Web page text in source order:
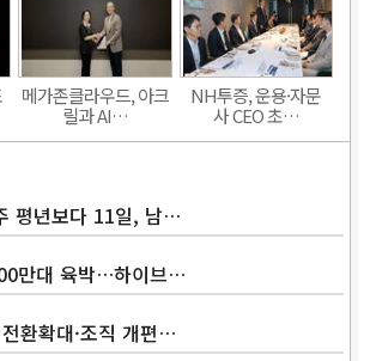
메가존클라우드, 아크
릴과 AI…
NH투증, 운용·자문
사 CEO 초…
평년보다 11일, 남…
만대 육박…하이브…
환확대·조직 개편…